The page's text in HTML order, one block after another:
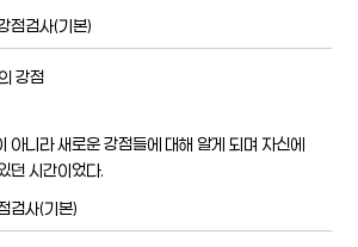
점검사(기본)
강점
아니라 새로운 강점들에 대해 알게 되며 자신에
던 시간이었다.
검사(기본)